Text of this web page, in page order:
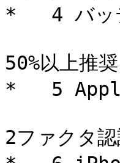
*   4 バッ
50%以上推
*   5 Apple
2ファクタ